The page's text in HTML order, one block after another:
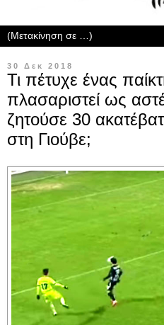
30 Δεκ 2018
Τι πέτυχε ένας
πλασαριστεί ως
ζητούσε 30
στη Γιούβε;